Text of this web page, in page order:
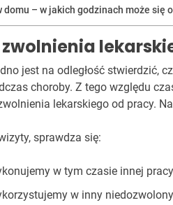
domu – w jakich godzinach może się
jest na odległość stwierdzić,
choroby. Z tego względu
lekarskiego od pracy.
sprawdza się:
w tym czasie innej
w inny